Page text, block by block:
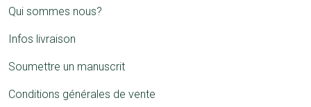
Qui sommes nous?
Infos livraison
Soumettre un manuscrit
Conditions générales de vente